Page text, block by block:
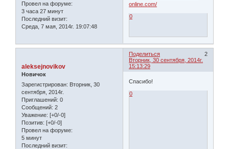
Провел на форуме:
3 часа 27 минут
Последний визит:
Среда, 7 мая, 2014г. 19:07:48
online.com/
0
Поделиться
2
Вторник, 30 сентября, 2014г.
15:13:29
aleksejnovikov
Новичок
Зарегистрирован: Вторник, 30
сентября, 2014г.
Приглашений: 0
Сообщений: 2
Уважение: [+0/-0]
Позитив: [+0/-0]
Провел на форуме:
5 минут
Последний визит:
Спасибо!
0